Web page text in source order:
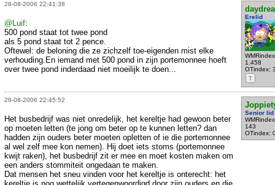
28-08-2006 22:41:38
Erelid
1.458
OTindex:
T
@Luif:
500 pond staat tot twee pond
als 5 pond staat tot 2 pence.
Oftewel: de beloning die ze zichzelf toe-eigenden mist elke
verhouding.En iemand met 500 pond in zijn portemonnee hoeft
over twee pond inderdaad niet moeilijk te doen...
28-08-2006 22:45:52
Senior lid
143
OTindex:
Het busbedrijf was niet onredelijk, het kereltje had gewoon beter
op moeten letten (te jong om beter op te kunnen letten? dan
hadden zijn ouders beter moeten opletten of ie die portemonnee
al wel zelf mee kon nemen). Hij doet iets stoms (portemonnee
kwijt raken), het busbedrijf zit er mee en moet kosten maken om
een anders stommiteit ongedaan te maken.
Dat mensen het sneu vinden voor het kereltje is onterecht: het